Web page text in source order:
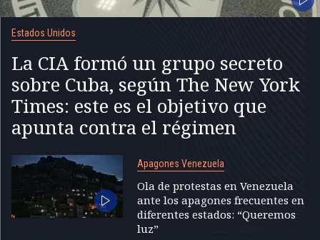
Estados Unidos
La CIA formó un grupo secreto
sobre Cuba, según The New York
Times: este es el objetivo que
apunta contra el régimen
Apagones Venezuela
Ola de protestas en Venezuela
ante los apagones frecuentes en
diferentes estados: “Queremos
luz”